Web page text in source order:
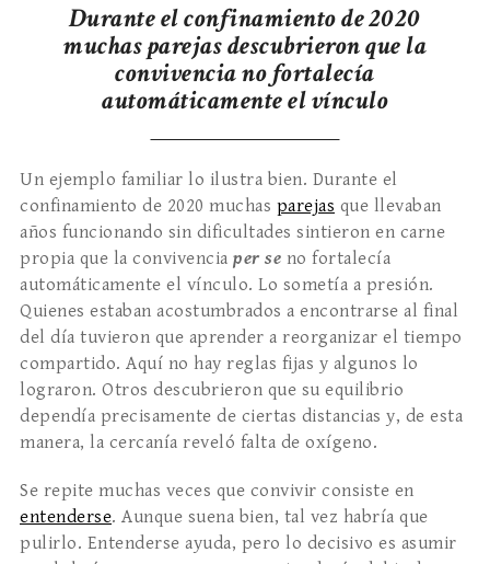
Durante el confinamiento de 2020
muchas parejas descubrieron que la
convivencia no fortalecía
automáticamente el vínculo
Un ejemplo familiar lo ilustra bien. Durante el
confinamiento de 2020 muchas parejas que llevaban
años funcionando sin dificultades sintieron en carne
propia que la convivencia per se no fortalecía
automáticamente el vínculo. Lo sometía a presión.
Quienes estaban acostumbrados a encontrarse al final
del día tuvieron que aprender a reorganizar el tiempo
compartido. Aquí no hay reglas fijas y algunos lo
lograron. Otros descubrieron que su equilibrio
dependía precisamente de ciertas distancias y, de esta
manera, la cercanía reveló falta de oxígeno.
Se repite muchas veces que convivir consiste en
entenderse. Aunque suena bien, tal vez habría que
pulirlo. Entenderse ayuda, pero lo decisivo es asumir